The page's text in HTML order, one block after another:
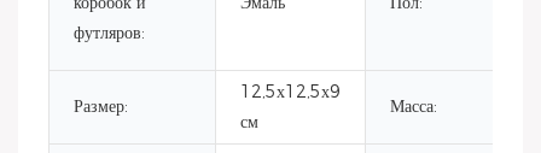
футляров:
Размер:
12,5х12,5х9
см
Масса: